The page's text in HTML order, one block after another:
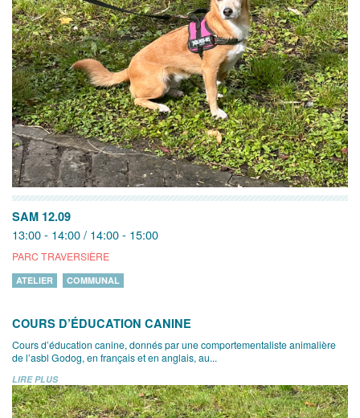
SAM 12.09
13:00 - 14:00 / 14:00 - 15:00
PARC TRAVERSIÈRE
ATELIER COMMUNAL
COURS D’ÉDUCATION CANINE
Cours d’éducation canine, donnés par une comportementaliste animalière
de l’asbl Godog, en français et en anglais, au...
LIRE PLUS